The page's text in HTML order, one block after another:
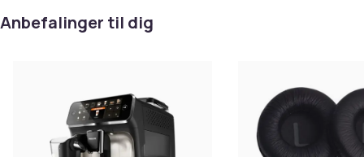
Anbefalinger til dig